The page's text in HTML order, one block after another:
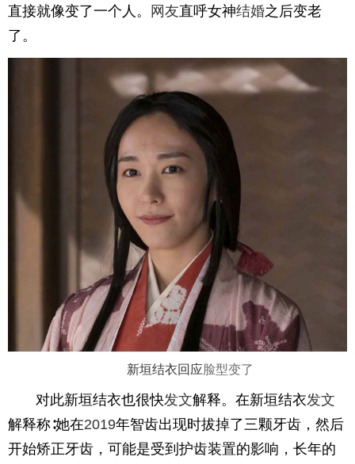
直接就像变了一个人。
网友直呼女神结婚之后变老
了。
新垣结衣回应 脸型变了
对此新垣结衣也很快发文解释。在新垣结衣发文
解释称∶她在2019年智齿出现时拔掉了三颗牙齿，然后
开始矫正牙齿，可能是受到护齿装置的影响，长年的